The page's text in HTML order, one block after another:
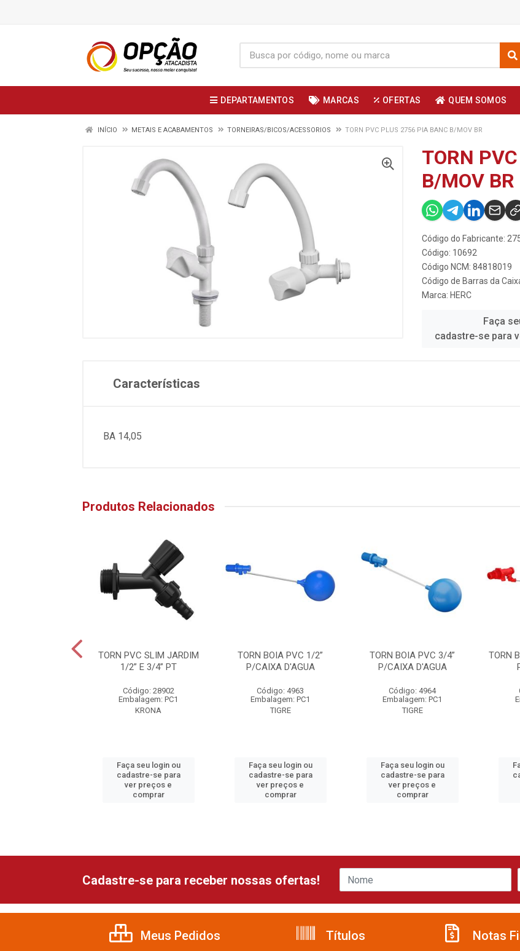
DEPARTAMENTOS MARCAS OFERTAS QUEM SOMOS
INÍCIO METAIS E ACABAMENTOS TORNEIRAS/BICOS/ACESSORIOS TORN PVC PLUS 2756 PIA BANC B/MOV BR
TORN
B/MOV BR
Código do Fabricante:
Código: 10692
Código NCM: 84818019
Código de Barras da
Marca: HERC
Faça
cadastre-se para
Características
BA 14,05
Produtos Relacionados
TORN PVC SLIM JARDIM
1/2” E 3/4” PT
Código: 28902
Embalagem: PC1
KRONA
Faça seu login ou
cadastre-se para
ver preços e
comprar
TORN BOIA PVC 1/2”
P/CAIXA D'AGUA
Código: 4963
Embalagem: PC1
TIGRE
Faça seu login ou
cadastre-se para
ver preços e
comprar
TORN BOIA PVC 3/4”
P/CAIXA D'AGUA
Código: 4964
Embalagem: PC1
TIGRE
Faça seu login ou
cadastre-se para
ver preços e
comprar
TORN
Cadastre-se para receber nossas ofertas!
Meus Pedidos Títulos Notas